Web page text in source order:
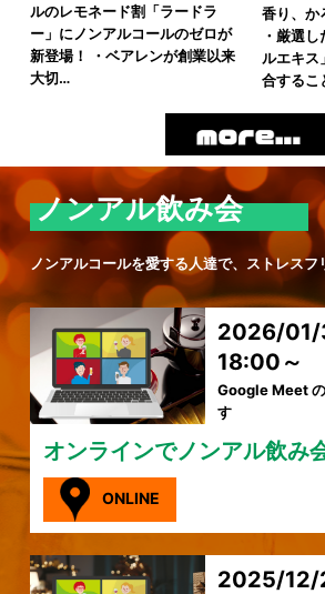
ルのレモネード割「ラードラ
ー」にノンアルコールのゼロが
新登場！ ・ベアレンが創業以来
大切…
香り、か
・厳選
ルエキス
合するこ
ノンアル飲み会
ノンアルコールを愛する人達で、ストレスフ
2026/
18:00～
Google Meet
す
オンラインでノンアル飲み
ONLINE
2025/12/